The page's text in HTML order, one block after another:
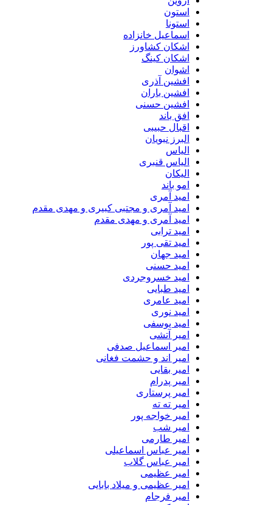
اسماعیل خانزاده
اشکان کشاورز
اشکان کینگ
افشین آذری
افشین باران
افشین حسنی
افق باند
اقبال حبیبی
البرز نبویان
الیاس قنبرى
امو باند
امید آمری
امید آمری و مجتبی کبیری و مهدى مقدم
امید آمری و مهدی مقدم
امید ترابی
امید تقی پور
امید جهان
امید حسنی
امید خسروجردی
امید طبایی
امید عامری
امید نوری
امید یوسفی
امیر آتشی
امیر اسماعیل صدفی
امیر اند و حشمت فغانی
امیر بقایی
امیر پدرام
امیر پرستاری
امیر ته ته
امیر خواجه پور
امیر شب
امیر طارمی
امیر عباس اسماعیلی
امیر عباس گلاب
امیر عظیمی
امیر عظیمی و میلاد بابایی
امیر فرجام